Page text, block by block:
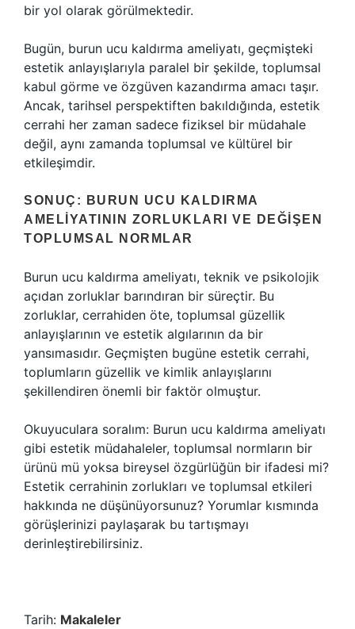
bir yol olarak görülmektedir.
Bugün, burun ucu kaldırma ameliyatı, geçmişteki
estetik anlayışlarıyla paralel bir şekilde, toplumsal
kabul görme ve özgüven kazandırma amacı taşır.
Ancak, tarihsel perspektiften bakıldığında, estetik
cerrahi her zaman sadece fiziksel bir müdahale
değil, aynı zamanda toplumsal ve kültürel bir
etkileşimdir.
SONUÇ: BURUN UCU KALDIRMA
AMELIYATININ ZORLUKLARI VE DEĞIŞEN
TOPLUMSAL NORMLAR
Burun ucu kaldırma ameliyatı, teknik ve psikolojik
açıdan zorluklar barındıran bir süreçtir. Bu
zorluklar, cerrahiden öte, toplumsal güzellik
anlayışlarının ve estetik algılarının da bir
yansımasıdır. Geçmişten bugüne estetik cerrahi,
toplumların güzellik ve kimlik anlayışlarını
şekillendiren önemli bir faktör olmuştur.
Okuyuculara soralım: Burun ucu kaldırma ameliyatı
gibi estetik müdahaleler, toplumsal normların bir
ürünü mü yoksa bireysel özgürlüğün bir ifadesi mi?
Estetik cerrahinin zorlukları ve toplumsal etkileri
hakkında ne düşünüyorsunuz? Yorumlar kısmında
görüşlerinizi paylaşarak bu tartışmayı
derinleştirebilirsiniz.
Tarih: Makaleler